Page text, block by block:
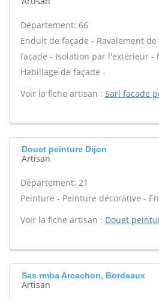
Département: 66
Enduit de façade - Ravalement
façade - Isolation par l'extérieur -
Habillage de façade -
Voir la fiche artisan : Sarl facade
Douet peinture Dijon
Artisan
Département: 21
Peinture - Peinture décorative -
Voir la fiche artisan : Douet
Sas rmba Arcachon, Bordeaux
Artisan